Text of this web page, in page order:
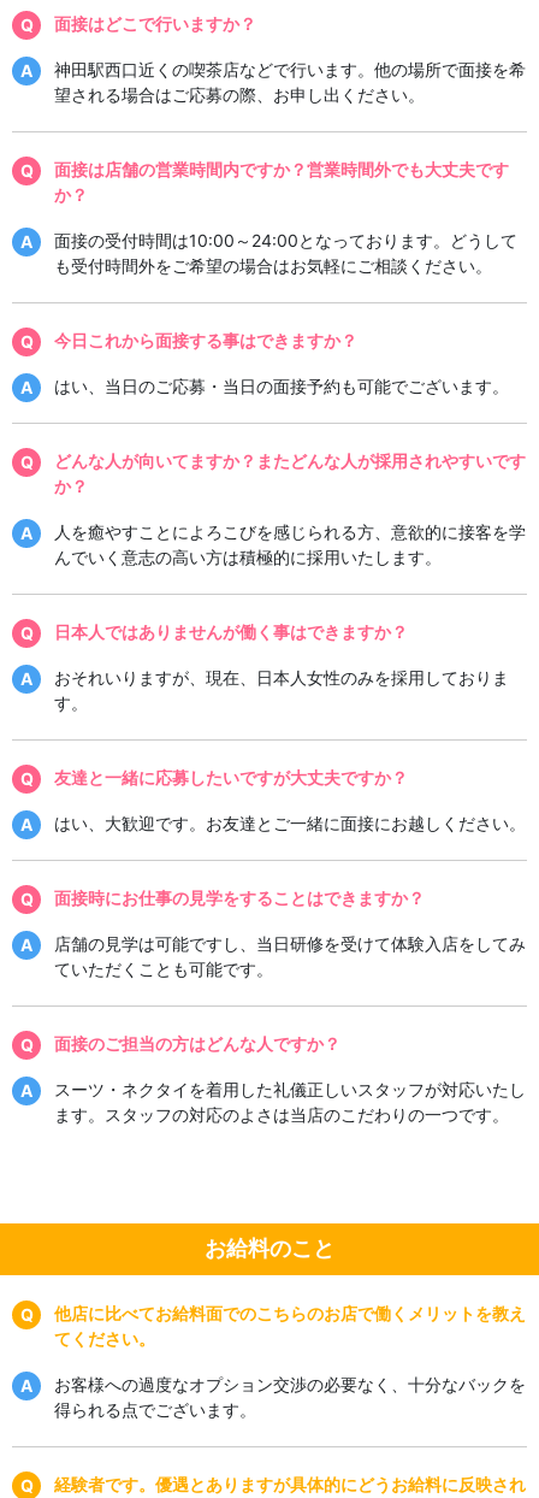
面接はどこで行いますか？
神田駅西口近くの喫茶店などで行います。他の場所で面接を希
望される場合はご応募の際、お申し出ください。
面接は店舗の営業時間内ですか？営業時間外でも大丈夫です
か？
面接の受付時間は10:00～24:00となっております。どうして
も受付時間外をご希望の場合はお気軽にご相談ください。
今日これから面接する事はできますか？
はい、当日のご応募・当日の面接予約も可能でございます。
どんな人が向いてますか？またどんな人が採用されやすいです
か？
人を癒やすことによろこびを感じられる方、意欲的に接客を学
んでいく意志の高い方は積極的に採用いたします。
日本人ではありませんが働く事はできますか？
おそれいりますが、現在、日本人女性のみを採用しておりま
す。
友達と一緒に応募したいですが大丈夫ですか？
はい、大歓迎です。お友達とご一緒に面接にお越しください。
面接時にお仕事の見学をすることはできますか？
店舗の見学は可能ですし、当日研修を受けて体験入店をしてみ
ていただくことも可能です。
面接のご担当の方はどんな人ですか？
スーツ・ネクタイを着用した礼儀正しいスタッフが対応いたし
ます。スタッフの対応のよさは当店のこだわりの一つです。
お給料のこと
他店に比べてお給料面でのこちらのお店で働くメリットを教え
てください。
お客様への過度なオプション交渉の必要なく、十分なバックを
得られる点でございます。
経験者です。優遇とありますが具体的にどうお給料に反映され